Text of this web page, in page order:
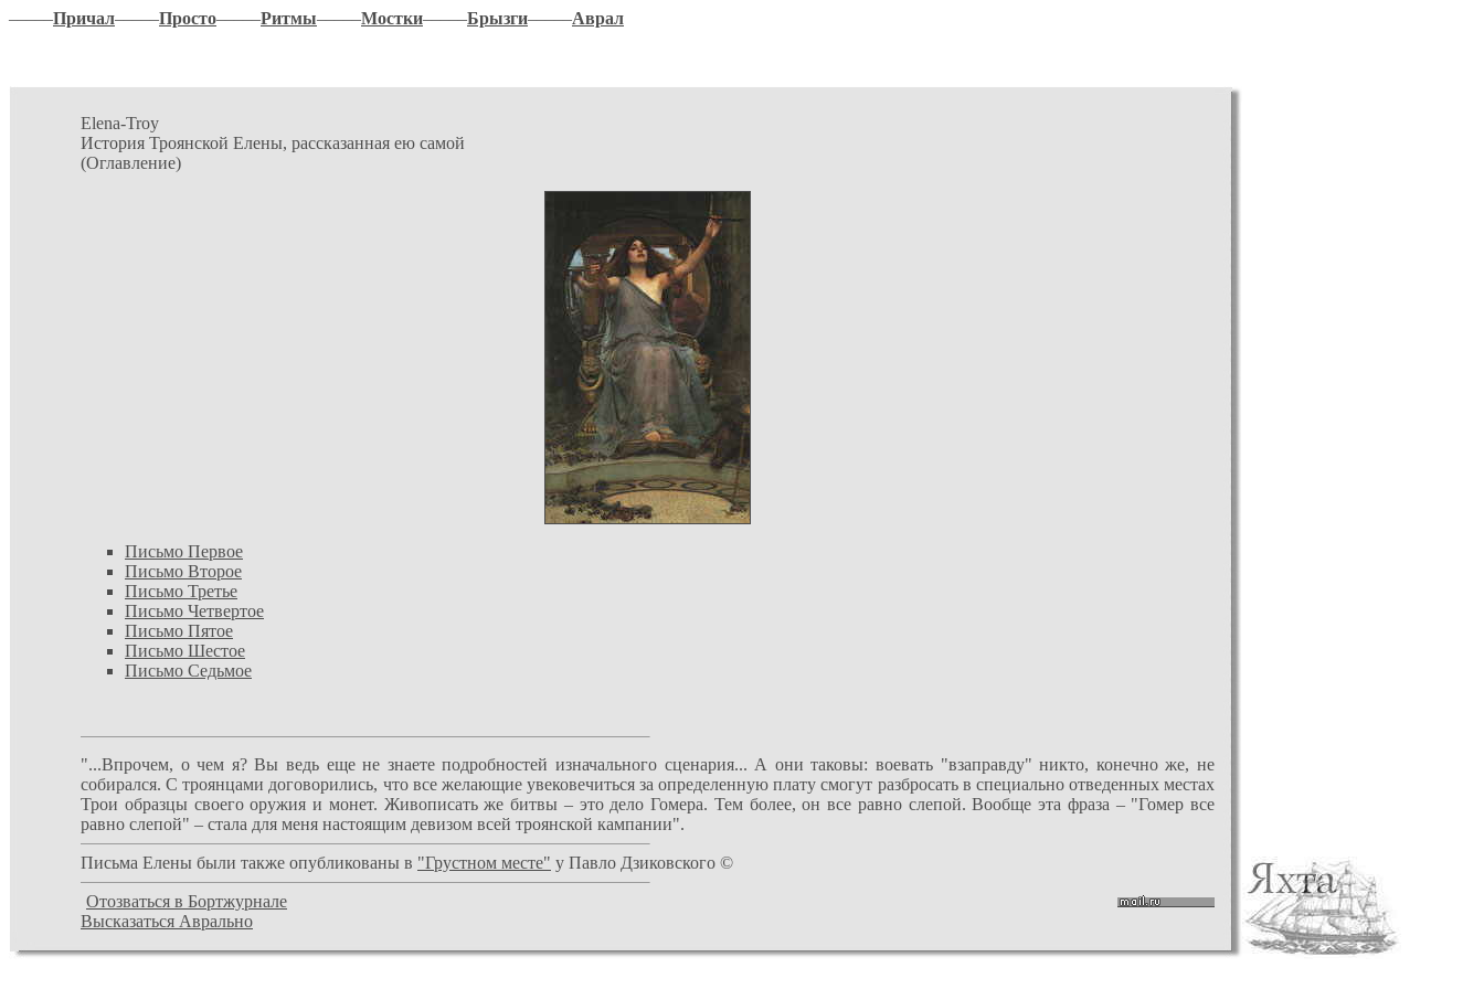
–––––Причал–––––Просто–––––Ритмы–––––Мостки–––––Брызги–––––Аврал
Elena-Troy
История Троянской Елены, рассказанная ею самой
(Оглавление)
Письмо Первое
Письмо Второе
Письмо Третье
Письмо Четвертое
Письмо Пятое
Письмо Шестое
Письмо Седьмое
"...Впрочем, о чем я? Вы ведь еще не знаете подробностей изначального сценария... А они таковы: воевать "взаправду" никто, конечно же, не
собирался. С троянцами договорились, что все желающие увековечиться за определенную плату смогут разбросать в специально отведенных местах
Трои образцы своего оружия и монет. Живописать же битвы – это дело Гомера. Тем более, он все равно слепой. Вообще эта фраза – "Гомер все
равно слепой" – стала для меня настоящим девизом всей троянской кампании".
Письма Елены были также опубликованы в "Грустном месте" у Павло Дзиковского ©
Отозваться в Бортжурнале
Высказаться Аврально